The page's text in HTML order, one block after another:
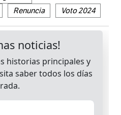
Renuncia Voto 2024